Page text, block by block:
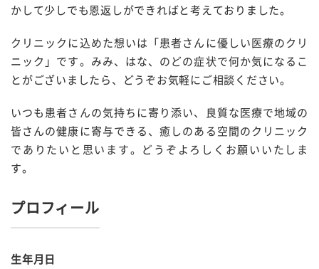
かして少しでも恩返しができればと考えておりました。
クリニックに込めた想いは「患者さんに優しい医療のクリ
ニック」です。みみ、はな、のどの症状で何か気になるこ
とがございましたら、どうぞお気軽にご相談ください。
いつも患者さんの気持ちに寄り添い、良質な医療で地域の
皆さんの健康に寄与できる、癒しのある空間のクリニック
でありたいと思います。どうぞよろしくお願いいたしま
す。
プロフィール
生年月日